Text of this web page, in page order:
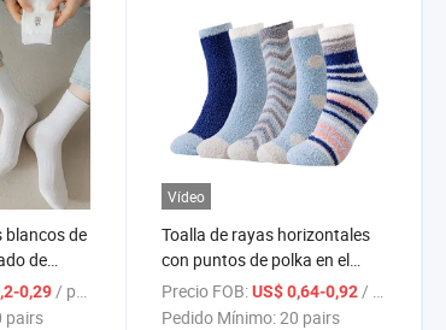
blancos de
de
de
0,29 / pairs
pairs
Vídeo
Toalla de rayas horizontales
con puntos de polka en el
suelo, calcetines de forro
polar gruesos y cálidos para
Precio FOB: US$ 0,64-0,92 / pairs
Pedido Mínimo:20 pairs